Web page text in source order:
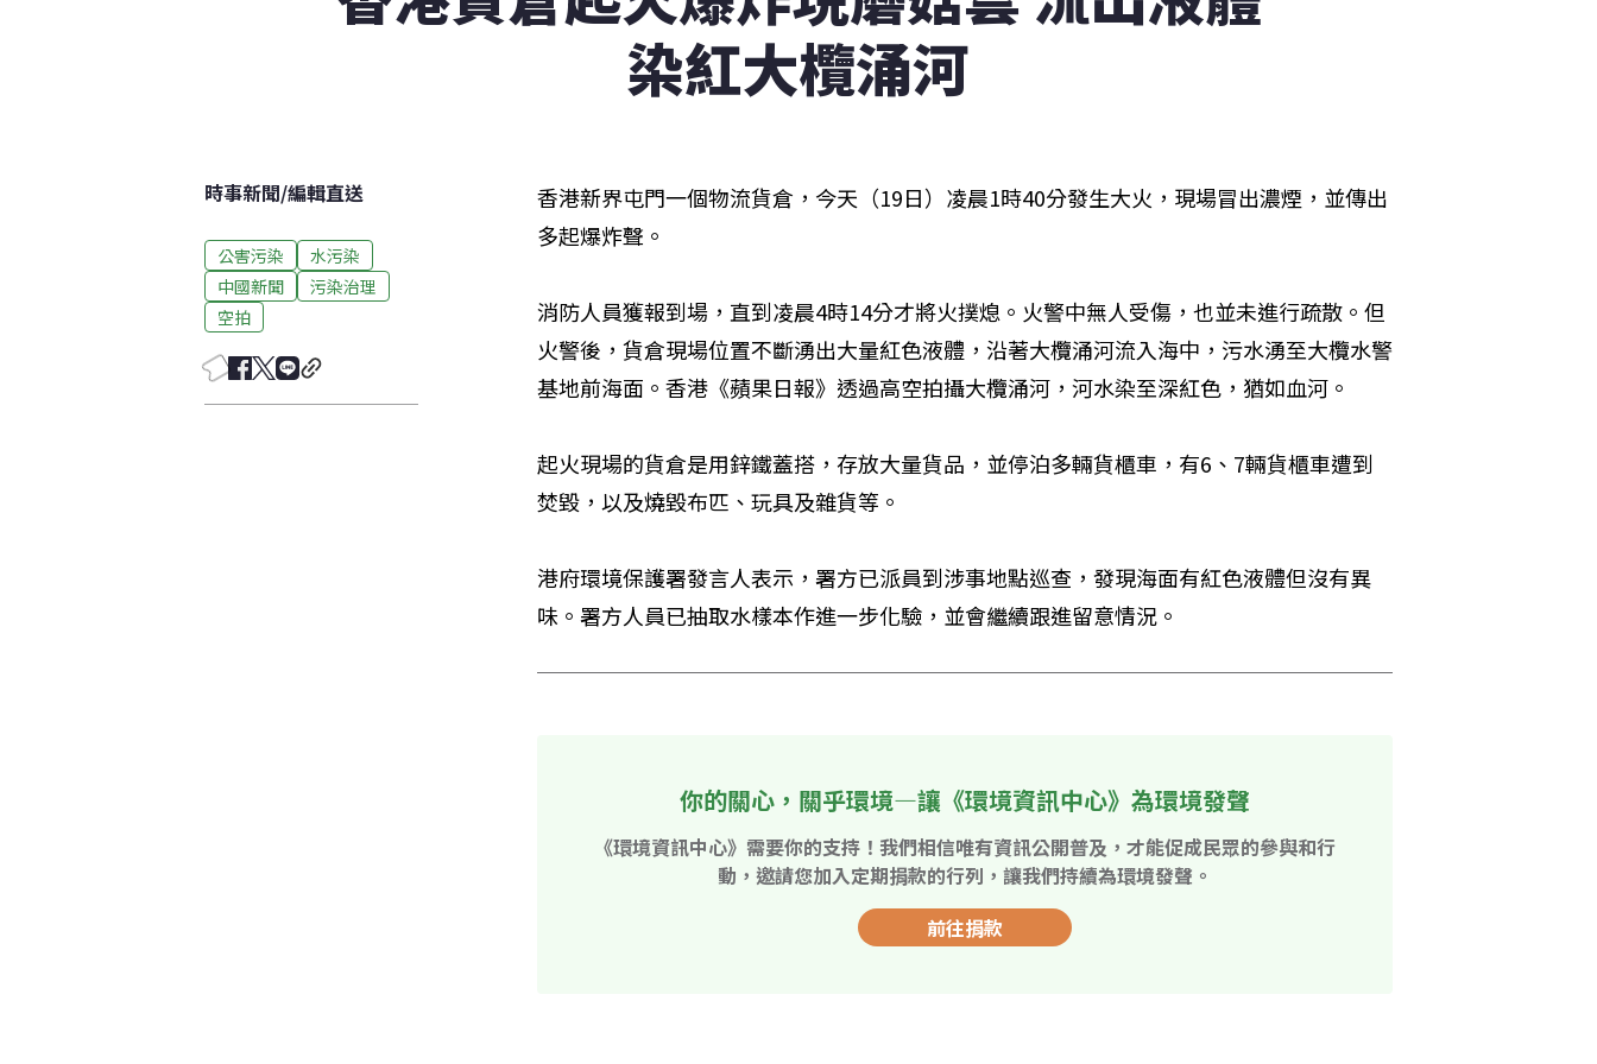
染紅大欖涌河
時事新聞/編輯直送
公害污染
水污染
中國新聞
污染治理
空拍
香港新界屯門一個物流貨倉，今天（19日）凌晨1時40分發生大火，現場冒出濃煙，並傳出
多起爆炸聲。
消防人員獲報到場，直到凌晨4時14分才將火撲熄。火警中無人受傷，也並未進行疏散。但
火警後，貨倉現場位置不斷湧出大量紅色液體，沿著大欖涌河流入海中，污水湧至大欖水警
基地前海面。香港《蘋果日報》透過高空拍攝大欖涌河，河水染至深紅色，猶如血河。
起火現場的貨倉是用鋅鐵蓋搭，存放大量貨品，並停泊多輛貨櫃車，有6、7輛貨櫃車遭到
焚毀，以及燒毀布匹、玩具及雜貨等。
港府環境保護署發言人表示，署方已派員到涉事地點巡查，發現海面有紅色液體但沒有異
味。署方人員已抽取水樣本作進一步化驗，並會繼續跟進留意情況。
你的關心，關乎環境—讓《環境資訊中心》為環境發聲
《環境資訊中心》需要你的支持！我們相信唯有資訊公開普及，才能促成民眾的參與和行
動，邀請您加入定期捐款的行列，讓我們持續為環境發聲。
前往捐款